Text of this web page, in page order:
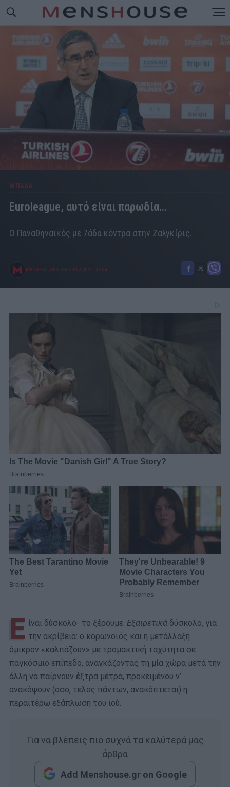
ΜΠΑΛΑ
Euroleague, αυτό είναι παρωδία...
O Παναθηναϊκός με 7άδα κόντρα στην Ζαλγκίρις.
MENSHOUSE TEAM 29/12/2021 17:54
Ε ίναι δύσκολο- το ξέρουμε. Εξαιρετικά δύσκολο, για
την ακρίβεια: ο κορωνοϊός και η μετάλλαξη
όμικρον «καλπάζουν» με τρομακτική ταχύτητα σε
παγκόσμιο επίπεδο, αναγκάζοντας τη μία χώρα μετά την
άλλη να παίρνουν έξτρα μέτρα, προκειμένου ν’
ανακόψουν (όσο, τέλος πάντων, ανακόπτεται) η
περαιτέρω εξάπλωση του ιού.
Για να βλέπεις πιο συχνά τα καλύτερά μας
άρθρα
Add Menshouse.gr on Google